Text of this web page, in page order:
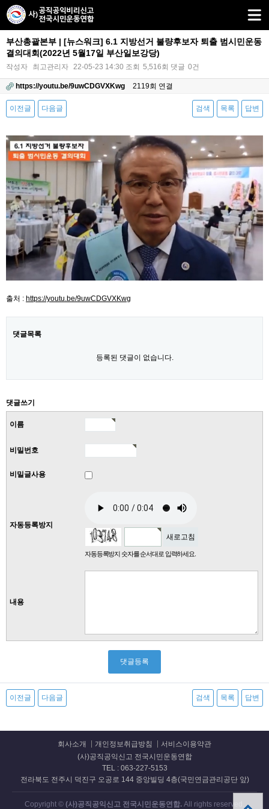
부산총괄본부 | [뉴스워크] 6.1 지방선거 불량후보자 퇴출 범시민운동
결의대회(2022년 5월17일 부산일보강당)
작성자 최고관리자 22-05-23 14:30 조회 5,516회 댓글 0건
https://youtu.be/9uwCDGVXKwg 2119회 연결
이전글 다음글 검색 목록 답변
본문
출처 : https://youtu.be/9uwCDGVXKwg
댓글목록
등록된 댓글이 없습니다.
댓글쓰기
이름
비밀번호
비밀글사용
자동등록방지
새로고침
자동등록방지 숫자를 순서대로 입력하세요.
내용
이전글 다음글 검색 목록 답변
회사소개 개인정보취급방침
서비스이용약관
(사)공직공익신고 전국시민운동연합
TEL : 063-227-5153
전라북도 전주시 덕진구 오공로 144 중앙빌딩 4층(국민연금관리공단 앞)
Copyright © (사)공직공익신고 전국시민운동연합. All rights reserved.